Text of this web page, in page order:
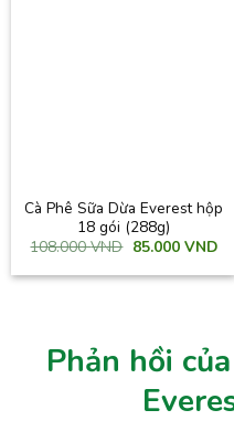
Cà Phê Sữa Dừa Everest hộp
18 gói (288g)
108.000VND Giá
là:
85.000 VNDGiá
tại
Phản hồi